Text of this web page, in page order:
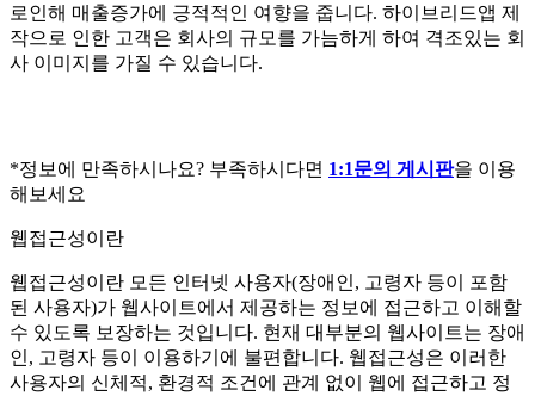
로인해 매출증가에 긍적적인 여향을 줍니다. 하이브리드앱 제
작으로 인한 고객은 회사의 규모를 가늠하게 하여 격조있는 회
사 이미지를 가질 수 있습니다.
*정보에 만족하시나요? 부족하시다면 1:1문의 게시판을 이용
해보세요
웹접근성이란
웹접근성이란 모든 인터넷 사용자(장애인, 고령자 등이 포함
된 사용자)가 웹사이트에서 제공하는 정보에 접근하고 이해할
수 있도록 보장하는 것입니다. 현재 대부분의 웹사이트는 장애
인, 고령자 등이 이용하기에 불편합니다. 웹접근성은 이러한
사용자의 신체적, 환경적 조건에 관계 없이 웹에 접근하고 정